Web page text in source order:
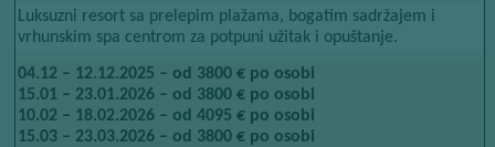
Luksuzni resort sa prelepim plažama, bogatim sadržajem i
vrhunskim spa centrom za potpuni užitak i opuštanje.
04.12 – 12.12.2025 – od 3800 € po osobi
15.01 – 23.01.2026 – od 3800 € po osobi
10.02 – 18.02.2026 – od 4095 € po osobi
15.03 – 23.03.2026 – od 3800 € po osobi